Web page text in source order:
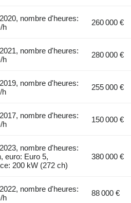
nombre d'heures:
h
260 000 €
nombre d'heures:
h
280 000 €
nombre d'heures:
h
255 000 €
nombre d'heures:
h
150 000 €
nombre d'heures:
euro: Euro 5,
200 kW (272 ch)
380 000 €
nombre d'heures:
h
88 000 €